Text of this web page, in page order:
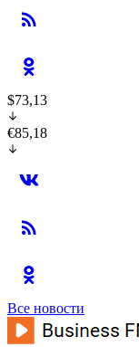
$73,13
€85,18
Все новости